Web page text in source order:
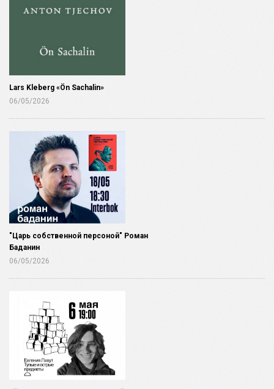
Lars Kleberg «Ön Sachalin»
06/05/2026
"Царь собственной персоной" Роман
Баданин
06/05/2026